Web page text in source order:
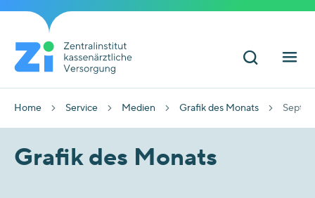
Home Service Medien Grafik des Monats
Grafik des Monats